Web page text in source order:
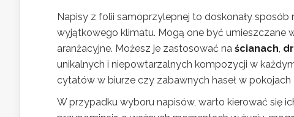
Napisy z folii samoprzylepnej to doskonały
wyjątkowego klimatu. Mogą one być umieszczane
aranżacyjne. Możesz je zastosować na ścianach,
unikalnych i niepowtarzalnych kompozycji w
cytatów w biurze czy zabawnych haseł w pokojach
W przypadku wyboru napisów, warto kierować się